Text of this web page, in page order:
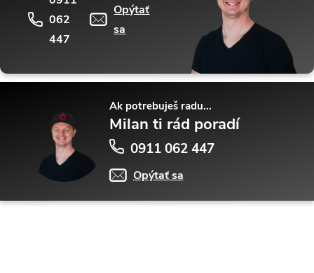
062
447
Opýtať
sa
Ak potrebuješ radu...
Milan ti rád poradí
0911 062 447
Opýtať sa